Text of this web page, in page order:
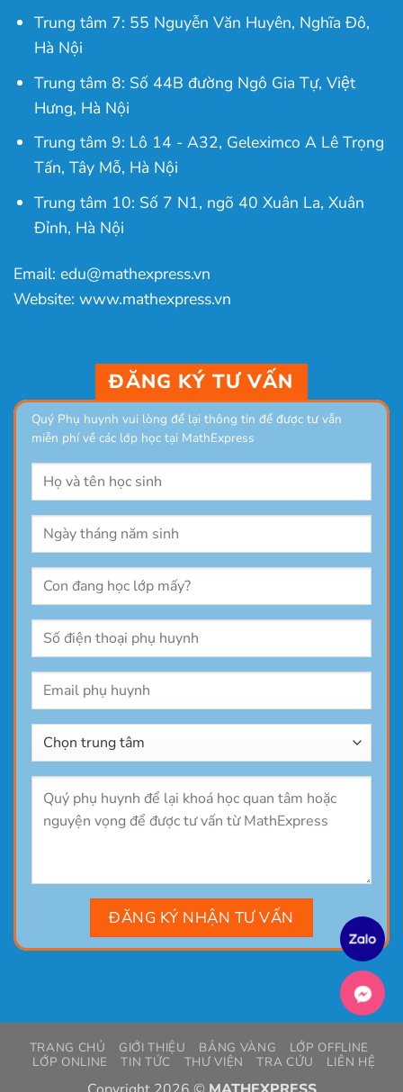
Trung tâm 7: 55 Nguyễn Văn Huyên, Nghĩa Đô,
Hà Nội
Trung tâm 8: Số 44B đường Ngô Gia Tự, Việt
Hưng, Hà Nội
Trung tâm 9: Lô 14 - A32, Geleximco A Lê Trọng
Tấn, Tây Mỗ, Hà Nội
Trung tâm 10: Số 7 N1, ngõ 40 Xuân La, Xuân
Đỉnh, Hà Nội
Email: edu@mathexpress.vn
Website: www.mathexpress.vn
ĐĂNG KÝ TƯ VẤN
Quý Phụ huynh vui lòng để lại thông tin để được tư vẫn
miễn phí về các lớp học tại MathExpress
TRANG CHỦ GIỚI THIỆU BẢNG VÀNG
LỚP OFFLINE
LỚP ONLINE
TIN TỨC THƯ VIỆN TRA CỨU LIÊN HỆ